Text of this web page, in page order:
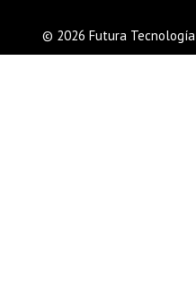
© 2026 Futura Tecnología